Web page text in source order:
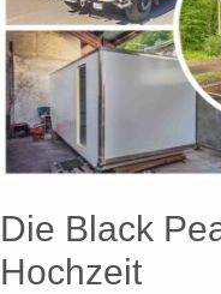
Die Black
Hochzeit
Hölzerne
Hochzeit